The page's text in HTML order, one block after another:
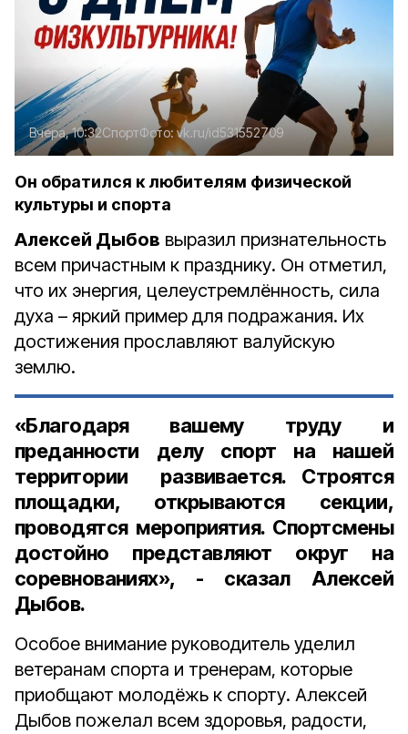
Вчера, 10:32СпортФото:vk.ru/id531552709
Он обратился к любителям физической
культуры и спорта
Алексей Дыбов выразил признательность
всем причастным к празднику. Он отметил,
что их энергия, целеустремлённость, сила
духа – яркий пример для подражания. Их
достижения прославляют валуйскую
землю.
«Благодаря вашему труду и
преданности делу спорт на нашей
территории развивается. Строятся
площадки, открываются секции,
проводятся мероприятия. Спортсмены
достойно представляют округ на
соревнованиях», - сказал Алексей
Дыбов.
Особое внимание руководитель уделил
ветеранам спорта и тренерам, которые
приобщают молодёжь к спорту. Алексей
Дыбов пожелал всем здоровья, радости,